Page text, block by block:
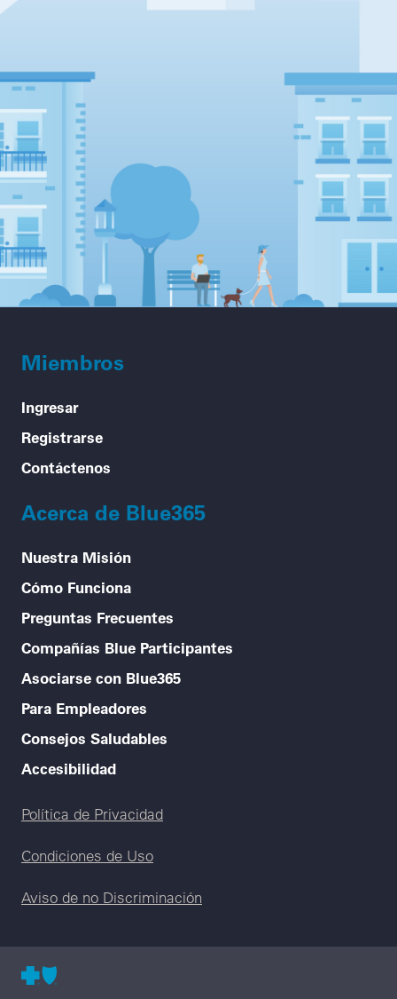
Miembros
Ingresar
Registrarse
Contáctenos
Acerca de Blue365
Nuestra Misión
Cómo Funciona
Preguntas Frecuentes
Compañías Blue Participantes
Asociarse con Blue365
Para Empleadores
Consejos Saludables
Accesibilidad
Legal menu
Política de Privacidad
Condiciones de Uso
Aviso de no Discriminación